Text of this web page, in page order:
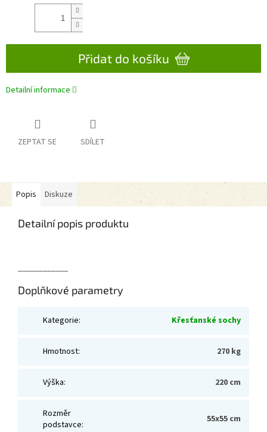
Přidat do košíku
Detailní informace
ZEPTAT SE SDÍLET
Popis Diskuze
Detailní popis produktu
____________
Doplňkové parametry
Kategorie: Křesťanské sochy
Hmotnost: 270 kg
Výška: 220 cm
Rozměr
podstavce: 55x55 cm